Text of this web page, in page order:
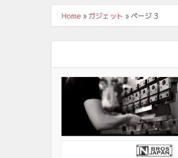
Home » ガジェット » ページ 3